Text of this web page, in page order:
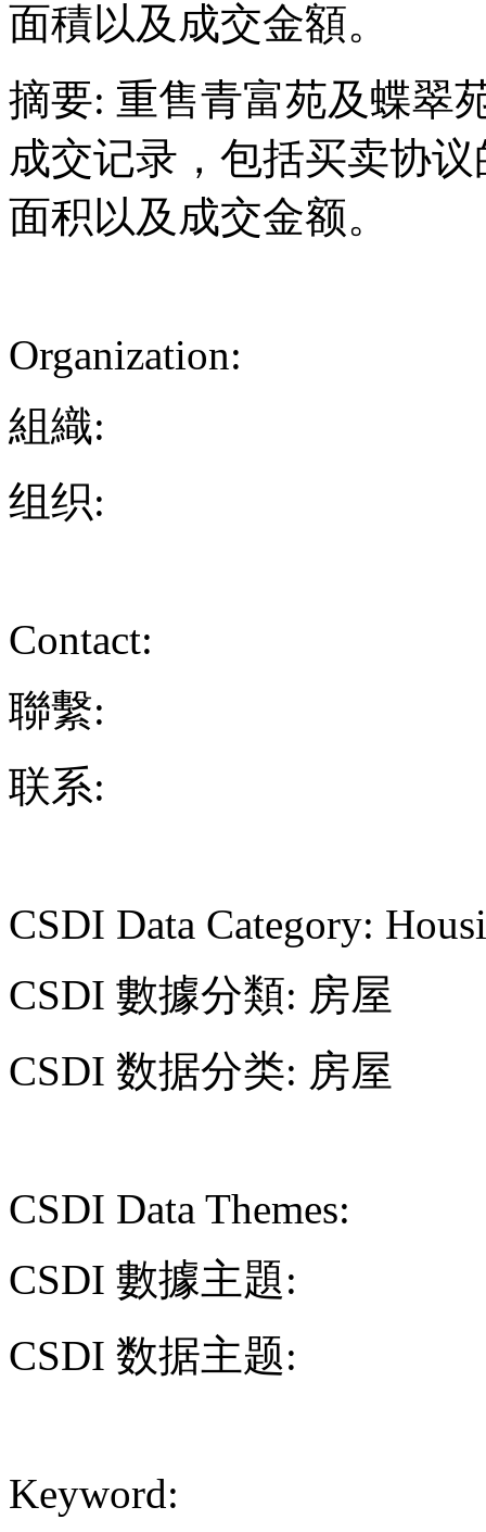
面積以及成交金額。
摘要: 重售青富苑及蝶翠
成交记录，包括买卖协
面积以及成交金额。
Organization:
組織:
组织:
Contact:
聯繫:
联系:
CSDI Data Category:
CSDI 數據分類: 房屋
CSDI 数据分类: 房屋
CSDI Data Themes:
CSDI 數據主題:
CSDI 数据主题:
Keyword: